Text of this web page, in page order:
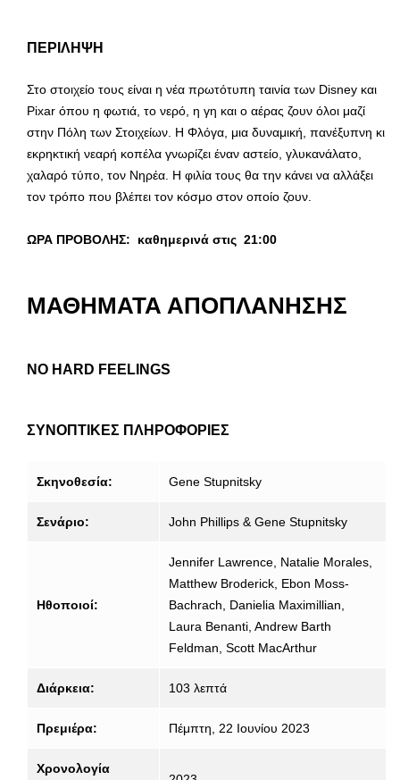
ΠΕΡΙΛΗΨΗ
Στο στοιχείο τους είναι η νέα πρωτότυπη ταινία των Disney και
Pixar όπου η φωτιά, το νερό, η γη και ο αέρας ζουν όλοι μαζί
στην Πόλη των Στοιχείων. Η Φλόγα, μια δυναμική, πανέξυπνη κι
εκρηκτική νεαρή κοπέλα γνωρίζει έναν αστείο, γλυκανάλατο,
χαλαρό τύπο, τον Νηρέα. Η φιλία τους θα την κάνει να αλλάξει
τον τρόπο που βλέπει τον κόσμο στον οποίο ζουν.
ΩΡΑ ΠΡΟΒΟΛΗΣ: καθημερινά στις 21:00
ΜΑΘΗΜΑΤΑ ΑΠΟΠΛΑΝΗΣΗΣ
NO HARD FEELINGS
ΣΥΝΟΠΤΙΚΕΣ ΠΛΗΡΟΦΟΡΙΕΣ
Σκηνοθεσία: Gene Stupnitsky
Σενάριο: John Phillips & Gene Stupnitsky
Ηθοποιοί:
Jennifer Lawrence, Natalie Morales,
Matthew Broderick, Ebon Moss-
Bachrach, Danielia Maximillian,
Laura Benanti, Andrew Barth
Feldman, Scott MacArthur
Διάρκεια: 103 λεπτά
Πρεμιέρα: Πέμπτη, 22 Ιουνίου 2023
Χρονολογία